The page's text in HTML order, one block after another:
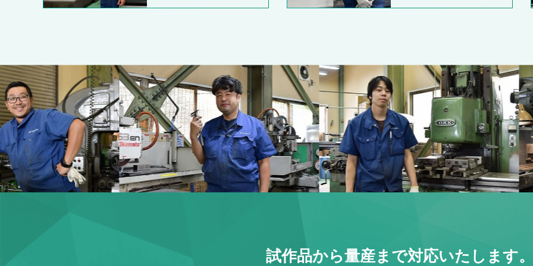
試作品から量産まで対応いたします